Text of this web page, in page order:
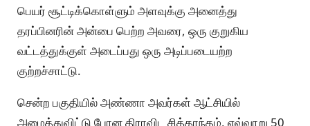
பெயர் சூட்டிக்கொள்ளும் அளவுக்கு அனைத்து
தரப்பினரின் அன்பை பெற்ற அவரை, ஒரு குறுகிய
வட்டத்துக்குள் அடைப்பது ஒரு அடிப்படையற்ற
குற்றச்சாட்டு.
சென்ற பகுதியில் அண்ணா அவர்கள் ஆட்சியில்
அமைத்துவிட்டு போன திராவிட சித்தாந்தம், எவ்வாறு 50